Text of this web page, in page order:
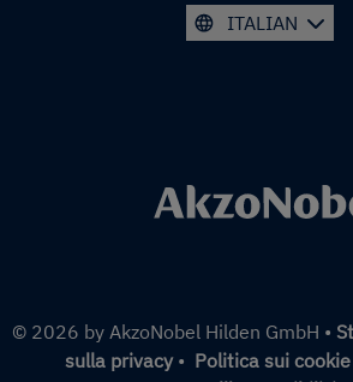
ITALIAN
© 2026 by AkzoNobel Hilden GmbH •
sulla privacy• Politica sui cookie